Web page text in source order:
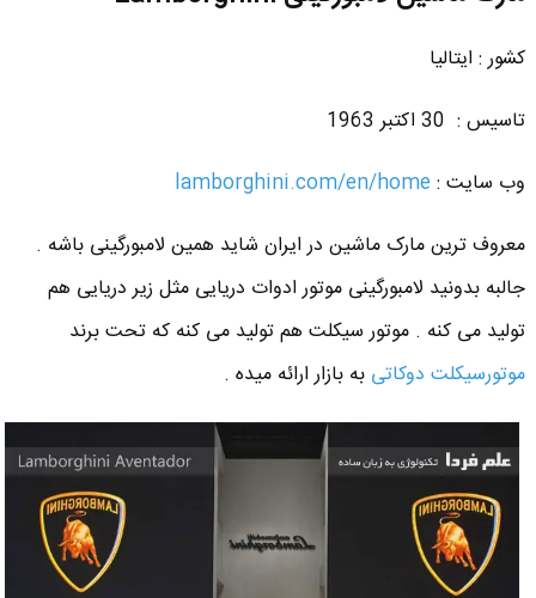
کشور : ایتالیا
تاسیس : 30 اکتبر 1963
وب سایت : lamborghini.com/en/home
معروف ترین مارک ماشین در ایران شاید همین لامبورگینی باشه .
جالبه بدونید لامبورگینی موتور ادوات دریایی مثل زیر دریایی هم
تولید می کنه . موتور سیکلت هم تولید می کنه که تحت برند
موتورسیکلت دوکاتی به بازار ارائه میده .